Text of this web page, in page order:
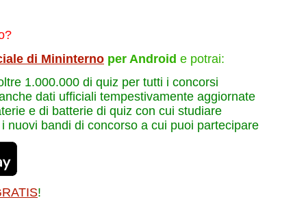
di Mininterno per Android e potrai:
1.000.000 di quiz per tutti i concorsi
dati ufficiali tempestivamente aggiornate
e di batterie di quiz con cui studiare
nuovi bandi di concorso a cui puoi partecipare
!